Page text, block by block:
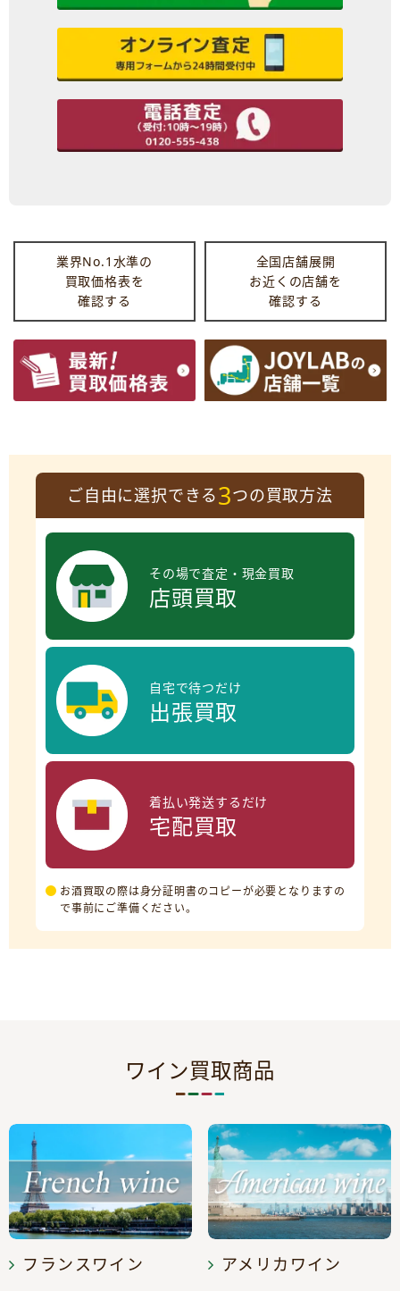
業界No.1水準の
買取価格表を
確認する
全国店舗展開
お近くの店舗を
確認する
ご自由に選択できる3つの買取方法
その場で査定・現金買取
店頭買取
自宅で待つだけ
出張買取
着払い発送するだけ
宅配買取
お酒買取の際は身分証明書のコピーが必要となりますの
で事前にご準備ください。
ワイン買取商品
フランスワイン アメリカワイン